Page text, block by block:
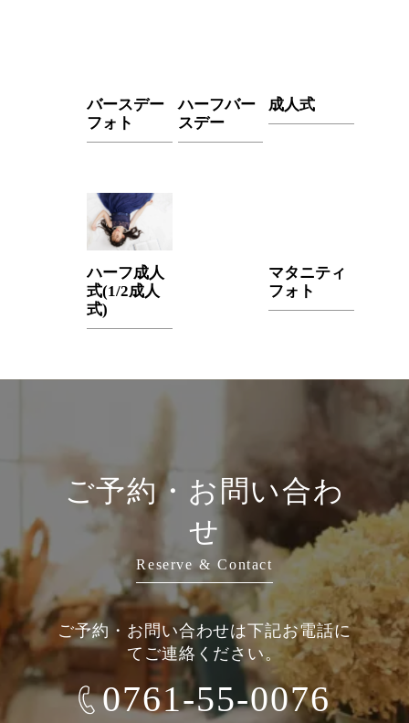
バースデー
フォト
ハーフバー
スデー
成人式
ハーフ成人
式(1/2成人
式)
マタニティ
フォト
ご予約・お問い合わ
せ
Reserve & Contact
ご予約・お問い合わせは下記お電話に
てご連絡ください。
0761-55-0076